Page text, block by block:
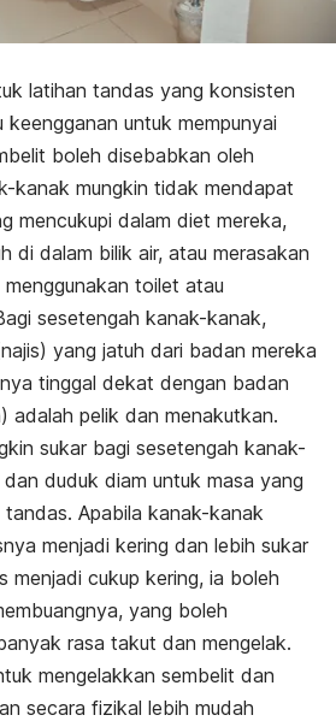
latihan tandas yang konsisten
untuk mempunyai
boleh disebabkan oleh
kanak mungkin tidak mendapat
mencukupi dalam diet mereka,
di dalam bilik air, atau merasakan
toilet atau
sesetengah kanak-kanak,
yang jatuh dari badan mereka
tinggal dekat dengan badan
adalah pelik dan menakutkan.
sukar bagi sesetengah kanak-
duduk diam untuk masa yang
Apabila kanak-kanak
menjadi kering dan lebih sukar
menjadi cukup kering, ia boleh
yang boleh
rasa takut dan mengelak.
mengelakkan sembelit dan
secara fizikal lebih mudah